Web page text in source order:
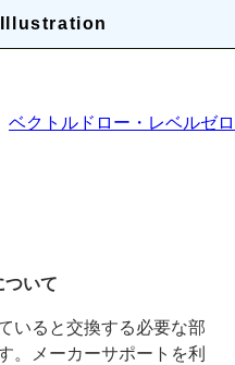
Illustration
ベクトルドロー・レベルゼロ
ついて
いると交換する必要な部
。メーカーサポートを利